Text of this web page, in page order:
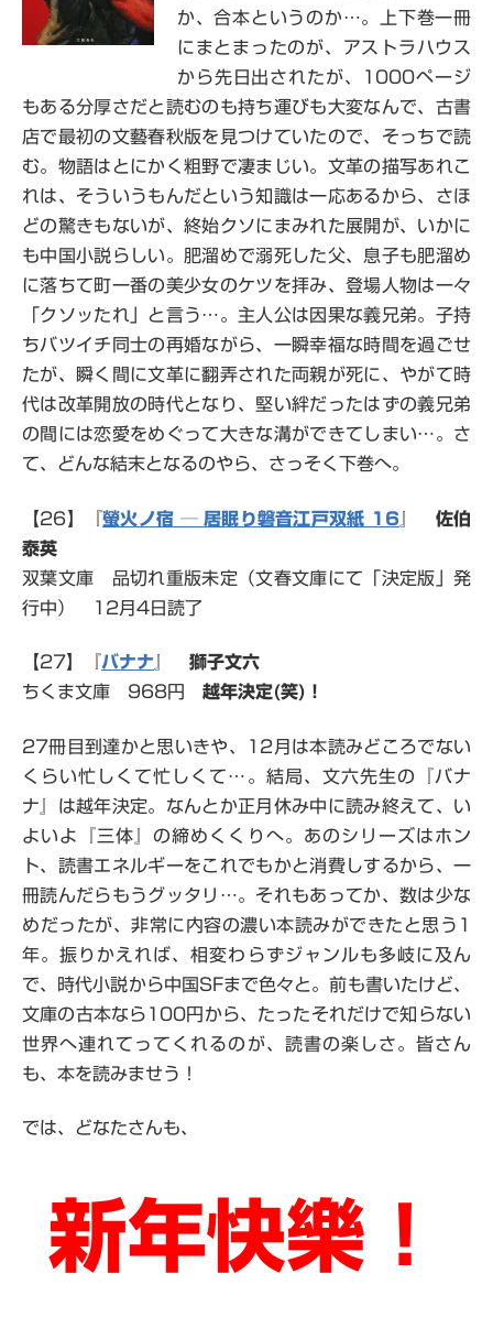
か、合本というのか…。上下巻一冊
にまとまったのが、アストラハウス
から先日出されたが、1000ページ
もある分厚さだと読むのも持ち運びも大変なんで、古書
店で最初の文藝春秋版を見つけていたので、そっちで読
む。物語はとにかく粗野で凄まじい。文革の描写あれこ
れは、そういうもんだという知識は一応あるから、さほ
どの驚きもないが、終始クソにまみれた展開が、いかに
も中国小説らしい。肥溜めで溺死した父、息子も肥溜め
に落ちて町一番の美少女のケツを拝み、登場人物は一々
「クソッたれ」と言う…。主人公は因果な義兄弟。子持
ちバツイチ同士の再婚ながら、一瞬幸福な時間を過ごせ
たが、瞬く間に文革に翻弄された両親が死に、やがて時
代は改革開放の時代となり、堅い絆だったはずの義兄弟
の間には恋愛をめぐって大きな溝ができてしまい…。さ
て、どんな結末となるのやら、さっそく下巻へ。
【26】『螢火ノ宿 ─ 居眠り磐音江戸双紙 16
佐伯
泰英
双葉文庫 品切れ重版未定（文春文庫にて「決定版」発
行中） 12月4日読了
【27】『バナナ
獅子文六
ちくま文庫 968円 越年決定(笑)！
27冊目到達かと思いきや、12月は本読みどころでない
くらい忙しくて忙しくて…。結局、文六先生の『バナ
ナ』は越年決定。なんとか正月休み中に読み終えて、い
よいよ『三体』の締めくくりへ。あのシリーズはホン
ト、読書エネルギーをこれでもかと消費しするから、一
冊読んだらもうグッタリ…。それもあってか、数は少な
めだったが、非常に内容の濃い本読みができたと思う1
年。振りかえれば、相変わらずジャンルも多岐に及ん
で、時代小説から中国SFまで色々と。前も書いたけど、
文庫の古本なら100円から、たったそれだけで知らない
世界へ連れてってくれるのが、読書の楽しさ。皆さん
も、本を読みませう！
では、どなたさんも、
新年快樂！